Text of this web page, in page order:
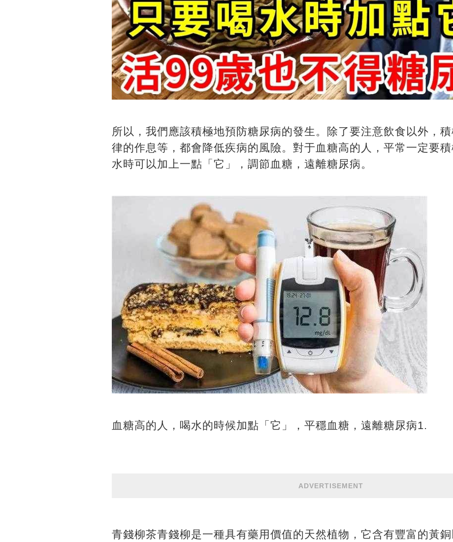
所以，我們應該積極地預防糖尿病的發生。除了要注意飲食以外，
律的作息等，都會降低疾病的風險。對于血糖高的人，平常一定要
水時可以加上一點「它」，調節血糖，遠離糖尿病。
血糖高的人，喝水的時候加點「它」，平穩血糖，遠離糖尿病1.
ADVERTISEMENT
青錢柳茶青錢柳是一種具有藥用價值的天然植物，它含有豐富的黃